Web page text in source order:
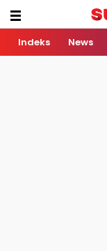
Indeks News